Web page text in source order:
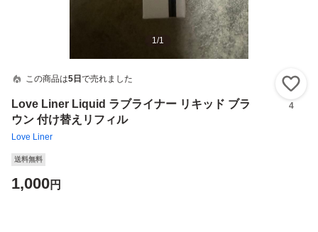
1/1
この商品は5日 で売れました
Love Liner Liquid ラブライナー リキッド ブラ
ウン 付け替えリフィル
Love Liner
4
送料無料
1,000円